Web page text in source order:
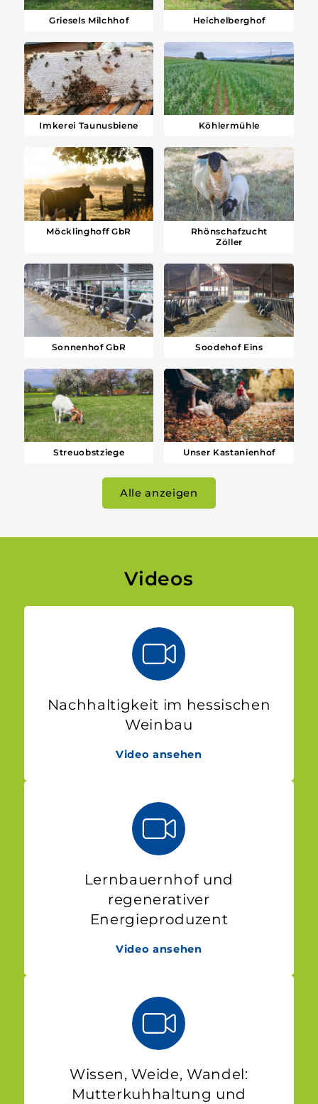
Griesels Milchhof Heichelberghof
Imkerei Taunusbiene Köhlermühle
Möcklinghoff GbR
Rhönschafzucht
Zöller
Sonnenhof GbR Soodehof Eins
Streuobstziege Unser Kastanienhof
Alle anzeigen
Videos
Nachhaltigkeit im hessischen
Weinbau
Video ansehen
Lernbauernhof und
regenerativer
Energieproduzent
Video ansehen
Wissen, Weide, Wandel:
Mutterkuhhaltung und